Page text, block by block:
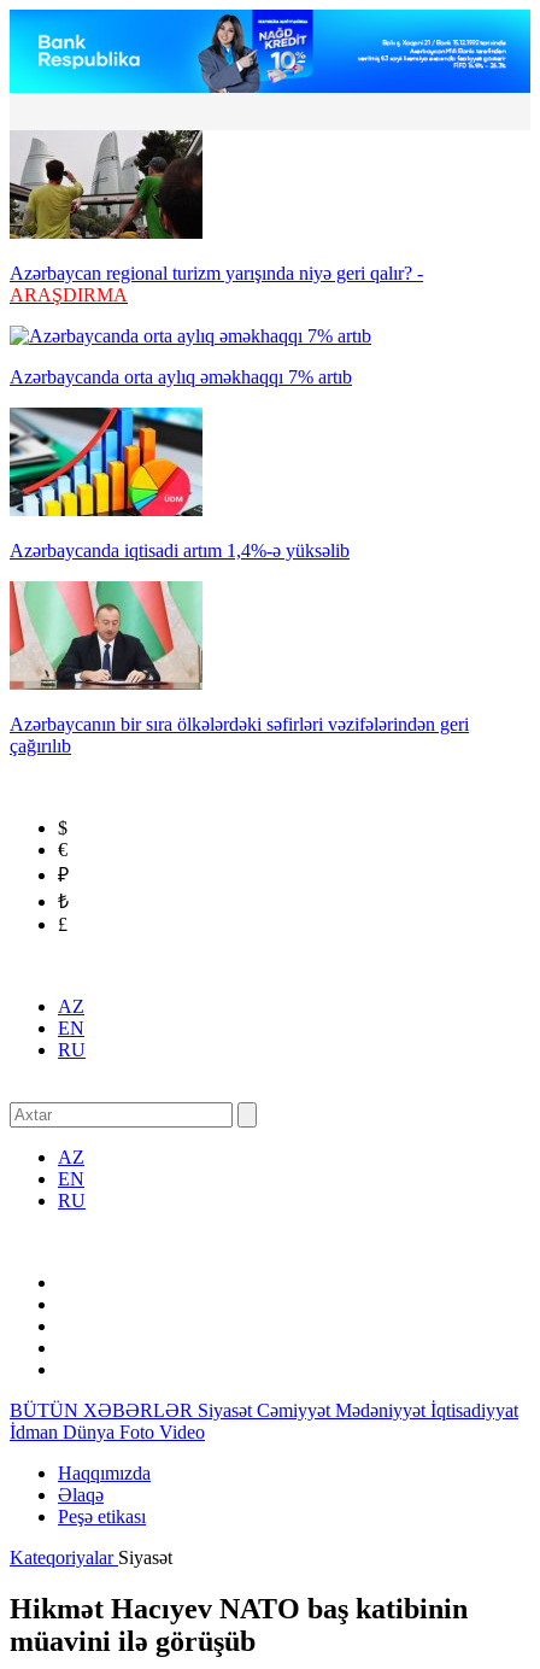
Azərbaycan regional turizm yarışında niyə geri qalır? -
ARAŞDIRMA
Azərbaycanda orta aylıq əməkhaqqı 7% artıb
Azərbaycanda iqtisadi artım 1,4%-ə yüksəlib
Azərbaycanın bir sıra ölkələrdəki səfirləri vəzifələrindən geri
çağırılıb
$
€
₽
₺
£
AZ
EN
RU
AZ
EN
RU
BÜTÜN XƏBƏRLƏR Siyasət Cəmiyyət Mədəniyyət İqtisadiyyat
İdman Dünya Foto Video
Haqqımızda
Əlaqə
Peşə etikası
Kateqoriyalar Siyasət
Hikmət Hacıyev NATO baş katibinin
müavini ilə görüşüb